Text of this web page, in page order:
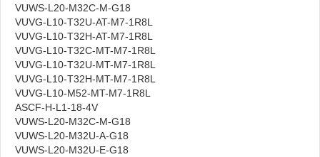
VUWS-L20-M32C-M-G18
VUVG-L10-T32U-AT-M7-1R8L
VUVG-L10-T32H-AT-M7-1R8L
VUVG-L10-T32C-MT-M7-1R8L
VUVG-L10-T32U-MT-M7-1R8L
VUVG-L10-T32H-MT-M7-1R8L
VUVG-L10-M52-MT-M7-1R8L
ASCF-H-L1-18-4V
VUWS-L20-M32C-M-G18
VUWS-L20-M32U-A-G18
VUWS-L20-M32U-E-G18